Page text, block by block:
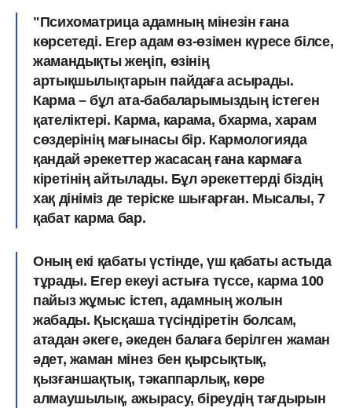
"Психоматрица адамның мінезін ғана
көрсетеді. Егер адам өз-өзімен күресе білсе,
жамандықты жеңіп, өзінің
артықшылықтарын пайдаға асырады.
Карма – бұл ата-бабаларымыздың істеген
қателіктері. Карма, карама, бхарма, харам
сөздерінің мағынасы бір. Кармологияда
қандай әрекеттер жасасаң ғана кармаға
кіретінің айтылады. Бұл әрекеттерді біздің
хақ дініміз де теріске шығарған. Мысалы, 7
қабат карма бар.
Оның екі қабаты үстінде, үш қабаты астыда
тұрады. Егер екеуі астыға түссе, карма 100
пайыз жұмыс істеп, адамның жолын
жабады. Қысқаша түсіндіретін болсам,
атадан әкеге, әкеден балаға берілген жаман
әдет, жаман мінез бен қырсықтық,
қызғаншақтық, тәкаппарлық, көре
алмаушылық, ажырасу, біреудің тағдырын